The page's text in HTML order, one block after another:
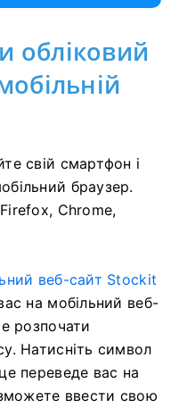
обліковий
свій смартфон і
браузер.
Chrome,
веб-сайт Stockit
на мобільний веб-
розпочати
Натисніть символ
переведе вас на
ввести свою